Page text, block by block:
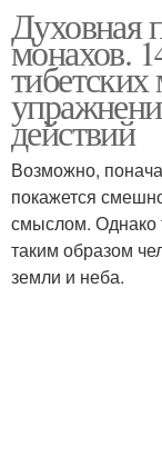
Духовная
монахов.
действий
Возможно,
покажется
смыслом. Однако
таким образом
земли и неба.